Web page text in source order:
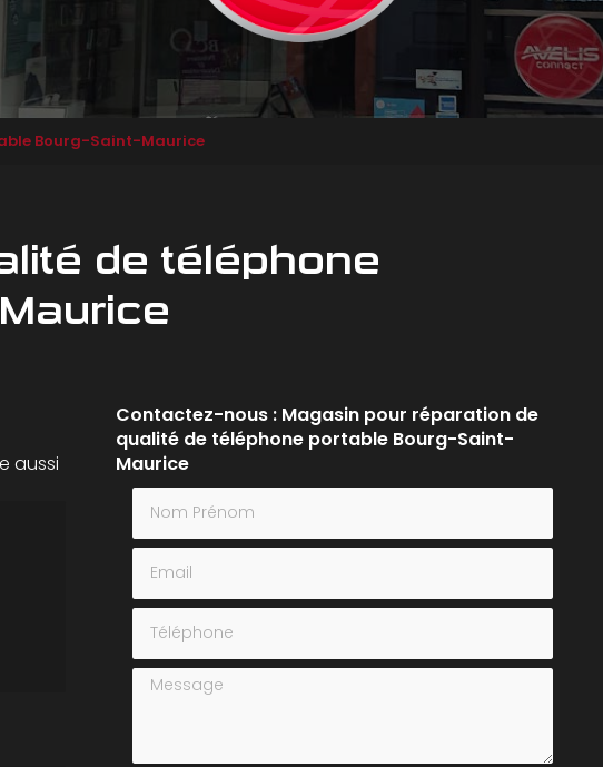
Bourg-Saint-Maurice
de téléphone
aussi
Contactez-nous : Magasin pour réparation de
qualité de téléphone portable Bourg-Saint-
Maurice
Nom Prénom
Email
Téléphone
Message